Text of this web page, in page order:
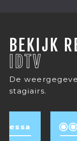
BEKIJK
IDTV
De
stagiairs.